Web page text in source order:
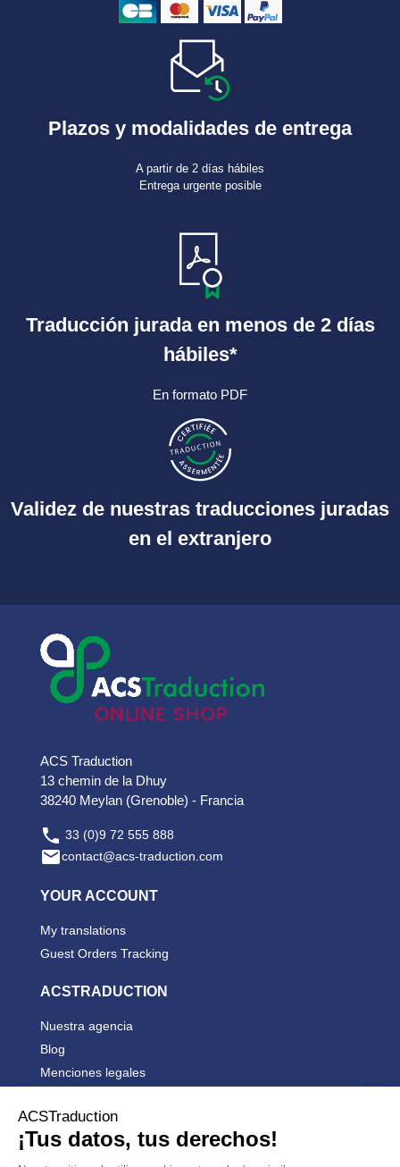
Plazos y modalidades de entrega
A partir de 2 días hábiles
Entrega urgente posible
Traducción jurada en menos de 2 días
hábiles*
En formato PDF
Validez de nuestras traducciones juradas
en el extranjero
ACS Traduction
13 chemin de la Dhuy
38240 Meylan (Grenoble) - Francia
 33 (0)9 72 555 888
contact@acs-traduction.com
YOUR ACCOUNT
My translations
Guest Orders Tracking
ACSTRADUCTION
Nuestra agencia
Blog
Menciones legales